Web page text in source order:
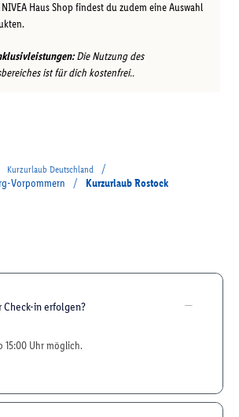
Haus Shop findest du zudem eine Auswahl
Die Nutzung des
ist für dich kostenfrei..
Kurzurlaub Deutschland
/
Vorpommern
/ Kurzurlaub Rostock
Check-in erfolgen?
15:00 Uhr möglich.